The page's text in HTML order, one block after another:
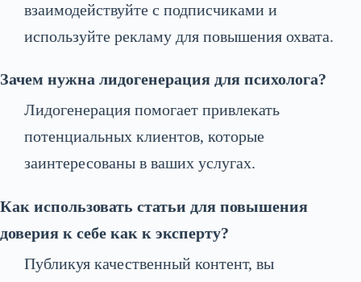
взаимодействуйте с подписчиками и
используйте рекламу для повышения охвата.
Зачем нужна лидогенерация для психолога?
Лидогенерация помогает привлекать
потенциальных клиентов, которые
заинтересованы в ваших услугах.
Как использовать статьи для повышения
доверия к себе как к эксперту?
Публикуя качественный контент, вы